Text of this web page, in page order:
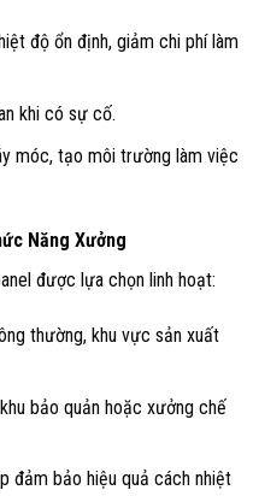
độ ổn định, giảm chi phí làm
khi có sự cố.
móc, tạo môi trường làm việc
Năng Xưởng
được lựa chọn linh hoạt:
thường, khu vực sản xuất
bảo quản hoặc xưởng chế
đảm bảo hiệu quả cách nhiệt